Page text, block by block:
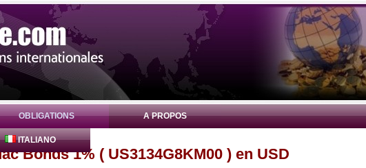
OBLIGATIONS A PROPOS
ITALIANO
Bonds 1% ( US3134G8KM00 ) en USD